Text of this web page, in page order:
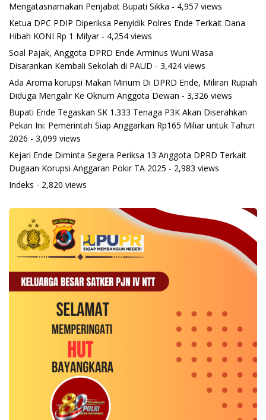
Mengatasnamakan Penjabat Bupati Sikka - 4,957 views
Ketua DPC PDIP Diperiksa Penyidik Polres Ende Terkait Dana
Hibah KONI Rp 1 Milyar- 4,254 views
Soal Pajak, Anggota DPRD Ende Arminus Wuni Wasa
Disarankan Kembali Sekolah di PAUD - 3,424 views
Ada Aroma korupsi Makan Minum Di DPRD Ende, Miliran Rupiah
Diduga Mengalir Ke Oknum Anggota Dewan - 3,326 views
Bupati Ende Tegaskan SK 1.333 Tenaga P3K Akan Diserahkan
Pekan Ini: Pemerintah Siap Anggarkan Rp165 Miliar untuk Tahun
2026 - 3,099 views
Kejari Ende Diminta Segera Periksa 13 Anggota DPRD Terkait
Dugaan Korupsi Anggaran Pokir TA 2025 - 2,983 views
Indeks - 2,820 views